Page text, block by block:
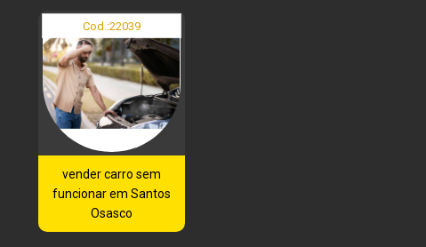
Cod.:22039
vender carro sem
funcionar em Santos
Osasco